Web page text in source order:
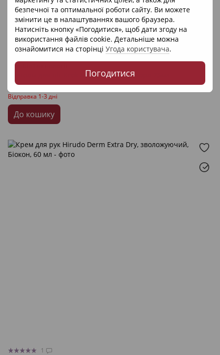
безпечної та оптимальної роботи сайту. Ви можете
змінити це в налаштуваннях вашого браузера.
Натисніть кнопку «Погодитися», щоб дати згоду на
використання файлів cookie. Детальніше можна
ознайомитися на сторінці Угода користувача.
Погодитися
2
ФітоБіоТехнології
Бальзам для ніг Krok Med П'яткова Шпора 75мл
174 грн
Відправка 1-3 дні
До кошику
1